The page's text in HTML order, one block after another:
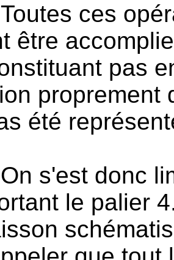
Toutes ces
être
pas
proprement
été
On s'est donc
le palier